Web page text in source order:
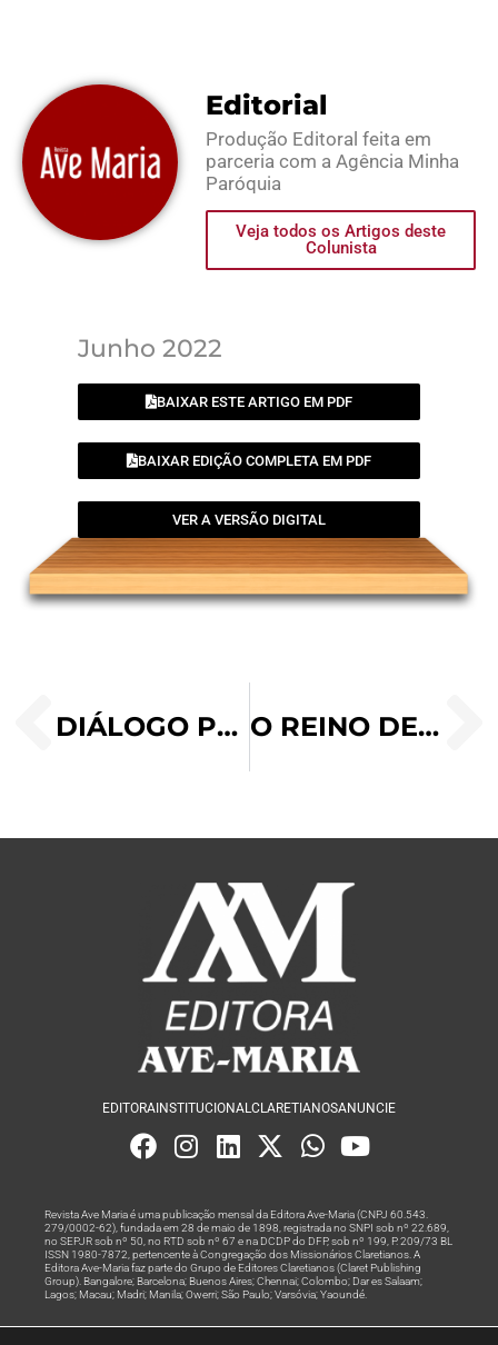
Editorial
Produção Editoral feita em
parceria com a Agência Minha
Paróquia
Veja todos os Artigos deste
Colunista
Junho 2022
BAIXAR ESTE ARTIGO EM PDF
BAIXAR EDIÇÃO COMPLETA EM PDF
VER A VERSÃO DIGITAL
DIÁLOGO PELA PAZ: SÍMBOLO DA VITÓRIA DA CULTURA DO ENCONTRO O REINO DE DEUS EM LUCAS
EDITORAINSTITUCIONAL CLARETIANOSANUNCIE
Revista Ave Maria é uma publicação mensal da Editora Ave-Maria (CNPJ 60.543.
279/0002-62), fundada em 28 de maio de 1898, registrada no SNPI sob nº 22.689,
no SEPJR sob nº 50, no RTD sob nº 67 e na DCDP do DFP, sob nº 199, P. 209/73 BL
ISSN 1980-7872, pertencente à Congregação dos Missionários Claretianos. A
Editora Ave-Maria faz parte do Grupo de Editores Claretianos (Claret Publishing
Group). Bangalore; Barcelona; Buenos Aires; Chennai; Colombo; Dar es Salaam;
Lagos; Macau; Madri; Manila; Owerri; São Paulo; Varsóvia; Yaoundé.